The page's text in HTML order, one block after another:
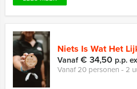
Niets Is Wat Het
Vanaf€ 34,50 p.p.
Vanaf 20 personen ‐ 2